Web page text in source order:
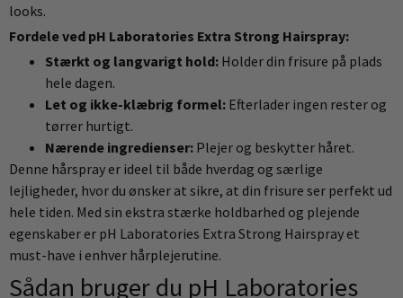
looks.
Fordele ved pH Laboratories Extra Strong Hairspray:
Stærkt og langvarigt hold: Holder din frisure på plads
hele dagen.
Let og ikke-klæbrig formel: Efterlader ingen rester og
tørrer hurtigt.
Nærende ingredienser: Plejer og beskytter håret.
Denne hårspray er ideel til både hverdag og særlige
lejligheder, hvor du ønsker at sikre, at din frisure ser perfekt ud
hele tiden. Med sin ekstra stærke holdbarhed og plejende
egenskaber er pH Laboratories Extra Strong Hairspray et
must-have i enhver hårplejerutine.
Sådan bruger du pH Laboratories